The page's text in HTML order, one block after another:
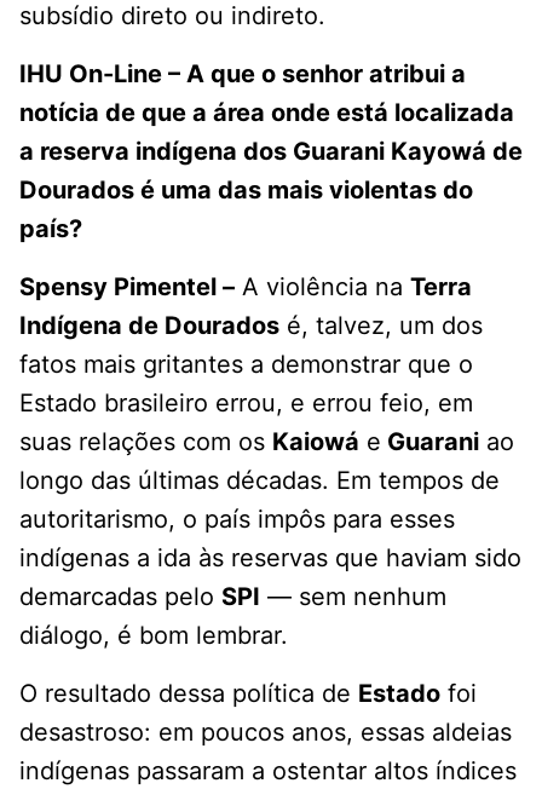
subsídio direto ou indireto.
IHU On-Line – A que o senhor atribui a
notícia de que a área onde está localizada
a reserva indígena dos Guarani Kayowá de
Dourados é uma das mais violentas do
país?
Spensy Pimentel – A violência na Terra
Indígena de Dourados é, talvez, um dos
fatos mais gritantes a demonstrar que o
Estado brasileiro errou, e errou feio, em
suas relações com os Kaiowá e Guarani ao
longo das últimas décadas. Em tempos de
autoritarismo, o país impôs para esses
indígenas a ida às reservas que haviam sido
demarcadas pelo SPI — sem nenhum
diálogo, é bom lembrar.
O resultado dessa política de Estado foi
desastroso: em poucos anos, essas aldeias
indígenas passaram a ostentar altos índices